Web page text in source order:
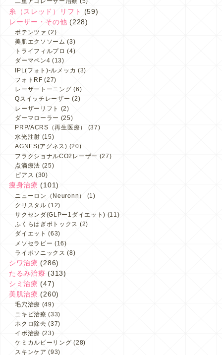
糸（スレッド）リフト
(59)
レーザー・その他 (228)
ポテンツァ (2)
美肌エクソソーム (3)
トライフィルプロ (4)
ダーマペン4 (13)
IPL(フォト)-ルメッカ (3)
フォトRF (27)
レーザートーニング (6)
Qスイッチレーザー (2)
レーザーリフト (2)
ダーマローラー (25)
PRP/ACRS（再生医療）
(37)
水光注射 (15)
AGNES(アグネス) (20)
フラクショナルCO2レーザー (27)
点滴療法 (25)
ピアス (30)
痩身治療 (101)
ニューロン（Neuronn）
(1)
クリスタル (12)
サクセンダ(GLPー1ダイエット) (11)
ふくらはぎボトックス (2)
ダイエット (63)
メソセラピー (16)
ライポソニックス (8)
シワ治療 (286)
たるみ治療 (313)
シミ治療 (47)
美肌治療 (260)
毛穴治療 (49)
ニキビ治療 (33)
ホクロ除去 (37)
イボ治療 (23)
ケミカルピーリング (28)
スキンケア (93)